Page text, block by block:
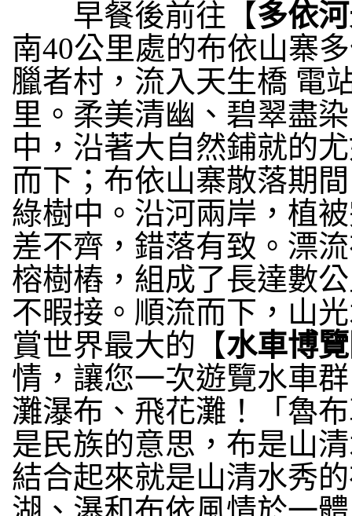
早餐後前往【多依
南40公里處的布依山寨
臘者村，流入天生橋 電
里。柔美清幽、碧翠盡
中，沿著大自然鋪就的
而下；布依山寨散落期
綠樹中。沿河兩岸，植
差不齊，錯落有致。漂
榕樹樁，組成了長達數
不暇接。順流而下，山
賞世界最大的【水車博
情，讓您一次遊覽水車
灘瀑布、飛花灘！「魯
是民族的意思，布是山
結合起來就是山清水秀